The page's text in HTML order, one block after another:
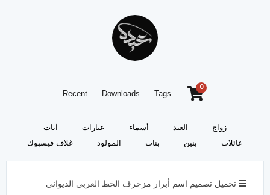
Recent Downloads Tags
0
آيات عبارات أسماء العيد
زواج
غلاف فيسبوك
المولود بنات بنين عائلات
تحميل تصميم اسم أبرار مزخرف الخط العربي الديواني